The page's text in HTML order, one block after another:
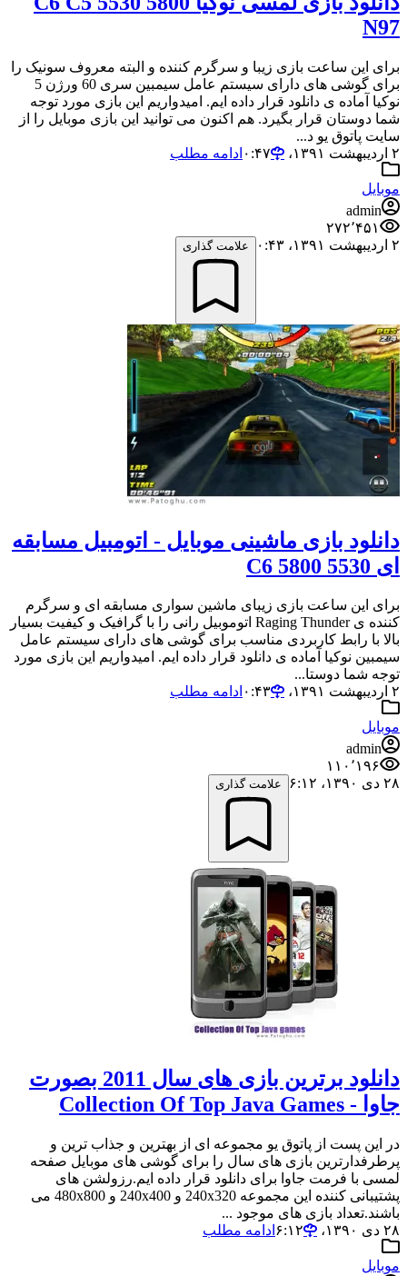
N97
برای این ساعت بازی زیبا و سرگرم کننده و البته معروف سونیک را
برای گوشی های دارای سیستم عامل سیمبین سری 60 ورژن 5
نوکیا آماده ی دانلود قرار داده ایم. امیدواریم این بازی مورد توجه
شما دوستان قرار بگیرد. هم اکنون می توانید این بازی موبایل را از
سایت پاتوق یو د...
۲ اردیبهشت ۱۳۹۱،‏ ۰:۴۷
ادامه مطلب
موبایل
admin
۲۷۲٬۴۵۱
۲ اردیبهشت ۱۳۹۱،‏ ۰:۴۳
علامت گذاری
دانلود بازی ماشینی موبایل - اتومبیل مسابقه
ای 5530 C6 5800
برای این ساعت بازی زیبای ماشین سواری مسابقه ای و سرگرم
کننده ی Raging Thunder اتوموبیل رانی را با گرافیک و کیفیت بسیار
بالا با رابط کاربردی مناسب برای گوشی های دارای سیستم عامل
سیمبین نوکیا آماده ی دانلود قرار داده ایم. امیدواریم این بازی مورد
توجه شما دوستا...
۲ اردیبهشت ۱۳۹۱،‏ ۰:۴۳
ادامه مطلب
موبایل
admin
۱۱۰٬۱۹۶
۲۸ دی ۱۳۹۰،‏ ۶:۱۲
علامت گذاری
دانلود برترین بازی های سال 2011 بصورت
جاوا - Collection Of Top Java Games
در این پست از پاتوق یو مجموعه ای از بهترین و جذاب ترین و
پرطرفدارترین بازی های سال را برای گوشی های موبایل صفحه
لمسی با فرمت جاوا برای دانلود قرار داده ایم.رزولشن های
پشتیبانی کننده این مجموعه 240x320 و 240x400 و 480x800 می
باشند.تعداد بازی های موجود ...
۲۸ دی ۱۳۹۰،‏ ۶:۱۲
ادامه مطلب
موبایل